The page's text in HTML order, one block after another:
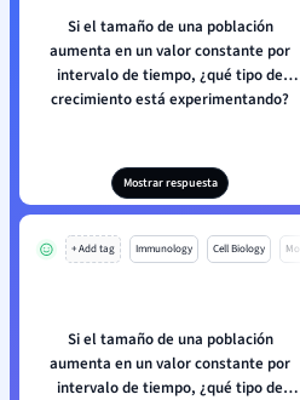
Si el tamaño de una población
aumenta en un valor constante por
intervalo de tiempo, ¿qué tipo de
crecimiento está experimentando?
Mostrar respuesta
+ Add tag Immunology Cell Biology Mo
Si el tamaño de una población
aumenta en un valor constante por
intervalo de tiempo, ¿qué tipo de